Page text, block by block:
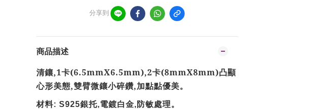
分享到
商品描述
清鑲,1卡(6.5mmX6.5mm),2卡(8mmX8mm)凸顯
心形美態,雙臂微鑲小碎鑽,加點點優美。
材料: S925銀托,電鍍白金,防敏處理。